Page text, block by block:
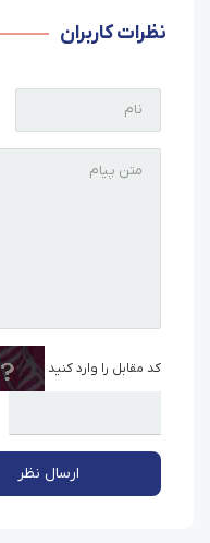
نظرات کاربران
کد مقابل را وارد کنید
ارسال نظر